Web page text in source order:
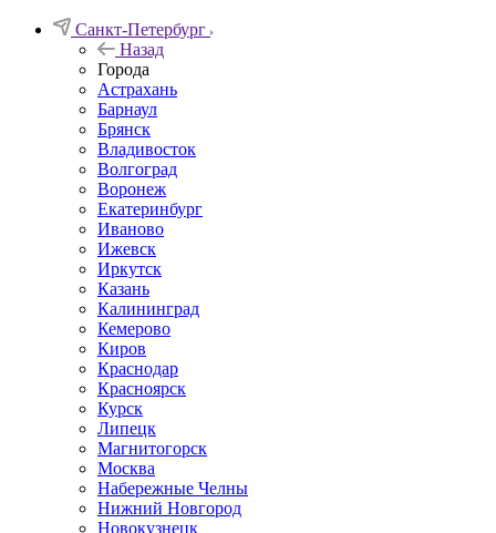
Санкт-Петербург
Назад
Города
Астрахань
Барнаул
Брянск
Владивосток
Волгоград
Воронеж
Екатеринбург
Иваново
Ижевск
Иркутск
Казань
Калининград
Кемерово
Киров
Краснодар
Красноярск
Курск
Липецк
Магнитогорск
Москва
Набережные Челны
Нижний Новгород
Новокузнецк